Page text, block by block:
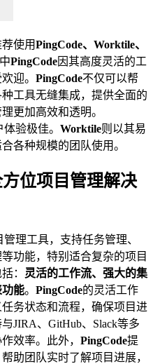
使用PingCode、Worktile、
PingCode因其高度灵活的工
迎。 PingCode不仅可以帮
工具无缝集成，提供全面的
更加高效和透明。
验极佳。 Worktile则以其易
各种规模的团队使用。
位项目管理解决
理工具，支持任务管理、
功能，特别适合复杂的项目
： 灵活的工作流、强大的集
能。 PingCode的灵活工作
务状态和流程，确保项目进
JIRA、GitHub、Slack等多
效率。此外， PingCode提
助团队实时了解项目进展，